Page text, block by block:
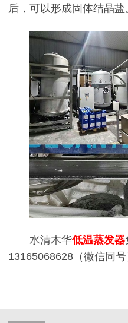
后，可以形成固体结晶盐
水清木华低温蒸发器
13165068628（微信同号